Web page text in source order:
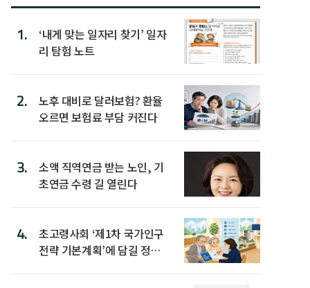
1.
‘내게 맞는 일자리 찾기’ 일자
리 탐험 노트
2.
노후 대비로 달러보험? 환율
오르면 보험료 부담 커진다
3.
소액 직역연금 받는 노인, 기
초연금 수령 길 열린다
4.
초고령사회 ‘제1차 국가인구
전략 기본계획’에 담길 정책